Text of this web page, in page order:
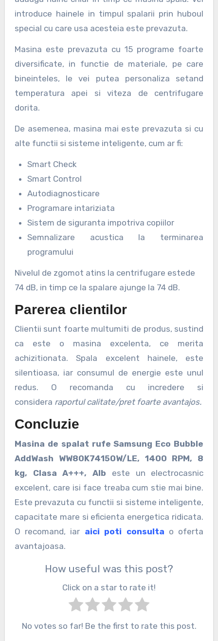
introduce hainele in timpul spalarii prin huboul
special cu care usa acesteia este prevazuta.
Masina este prevazuta cu 15 programe foarte
diversificate, in functie de materiale, pe care
bineinteles, le vei putea personaliza setand
temperatura apei si viteza de centrifugare
dorita.
De asemenea, masina mai este prevazuta si cu
alte functii si sisteme inteligente, cum ar fi:
Smart Check
Smart Control
Autodiagnosticare
Programare intariziata
Sistem de siguranta impotriva copiilor
Semnalizare acustica la terminarea
programului
Nivelul de zgomot atins la centrifugare estede
74 dB, in timp ce la spalare ajunge la 74 dB.
Parerea clientilor
Clientii sunt foarte multumiti de produs, sustind
ca este o masina excelenta, ce merita
achizitionata. Spala excelent hainele, este
silentioasa, iar consumul de energie este unul
redus. O recomanda cu incredere si
considera raportul calitate/pret foarte avantajos.
Concluzie
Masina de spalat rufe Samsung Eco Bubble
AddWash WW80K7415OW/LE, 1400 RPM, 8
kg, Clasa A+++, Alb este un electrocasnic
excelent, care isi face treaba cum stie mai bine.
Este prevazuta cu functii si sisteme inteligente,
capacitate mare si eficienta energetica ridicata.
O recomand, iar aici poti consulta o oferta
avantajoasa.
How useful was this post?
Click on a star to rate it!
No votes so far! Be the first to rate this post.